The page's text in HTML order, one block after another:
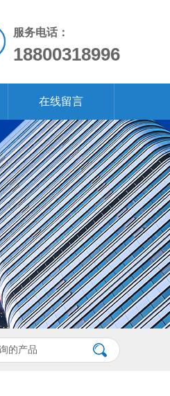
服务电话：
18800318996
在线留言